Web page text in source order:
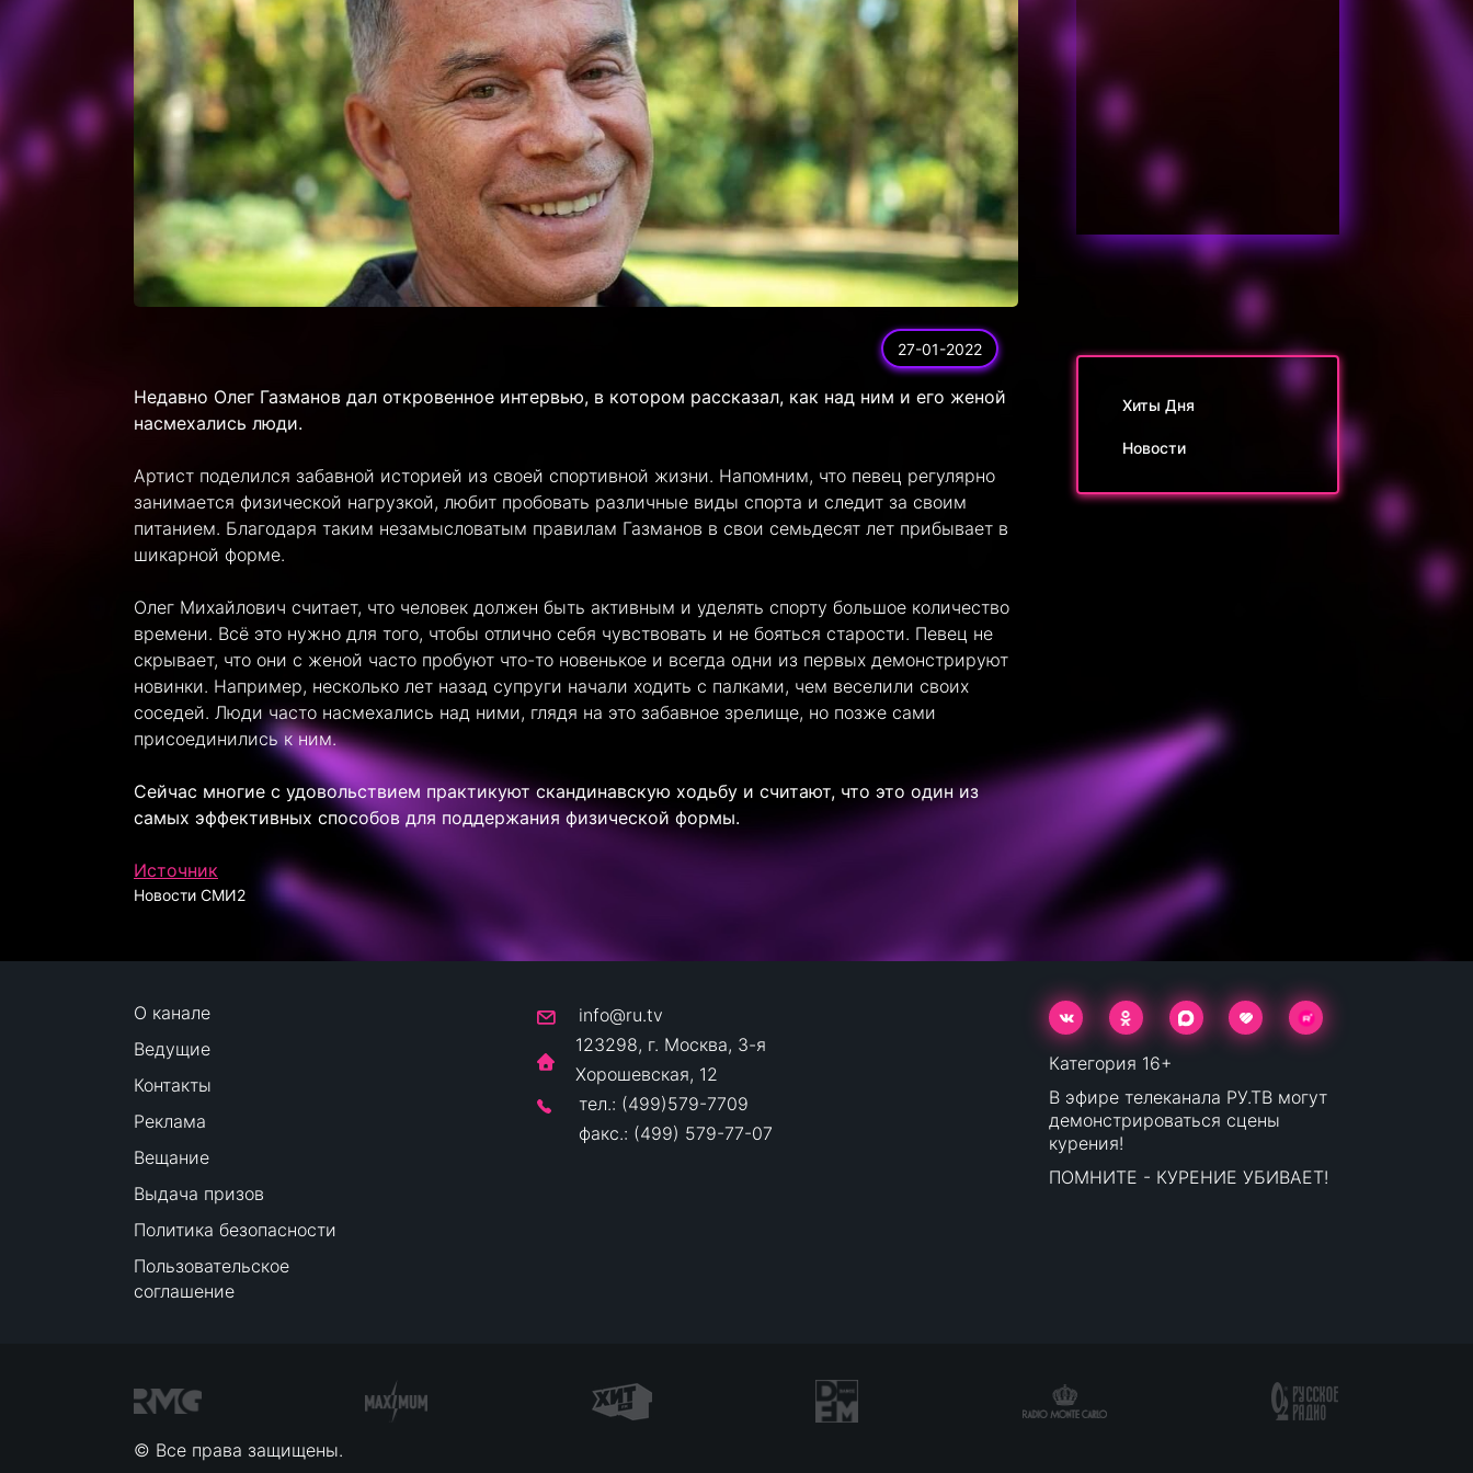
27-01-2022
Недавно Олег Газманов дал откровенное интервью, в котором рассказал, как над ним и его женой
насмехались люди.
Артист поделился забавной историей из своей спортивной жизни. Напомним, что певец регулярно
занимается физической нагрузкой, любит пробовать различные виды спорта и следит за своим
питанием. Благодаря таким незамысловатым правилам Газманов в свои семьдесят лет прибывает в
шикарной форме.
Олег Михайлович считает, что человек должен быть активным и уделять спорту большое количество
времени. Всё это нужно для того, чтобы отлично себя чувствовать и не бояться старости. Певец не
скрывает, что они с женой часто пробуют что-то новенькое и всегда одни из первых демонстрируют
новинки. Например, несколько лет назад супруги начали ходить с палками, чем веселили своих
соседей. Люди часто насмехались над ними, глядя на это забавное зрелище, но позже сами
присоединились к ним.
Сейчас многие с удовольствием практикуют скандинавскую ходьбу и считают, что это один из
самых эффективных способов для поддержания физической формы.
Источник
Новости СМИ2
Хиты Дня
Новости
О канале
Ведущие
Контакты
Реклама
Вещание
Выдача призов
Политика безопасности
Пользовательское
соглашение
info@ru.tv
123298, г. Москва, 3-я
Хорошевская, 12
тел.: (499)579-7709
факс.: (499) 579-77-07
Категория 16+
В эфире телеканала РУ.ТВ могут
демонстрироваться сцены
курения!
ПОМНИТЕ - КУРЕНИЕ УБИВАЕТ!
© Все права защищены.